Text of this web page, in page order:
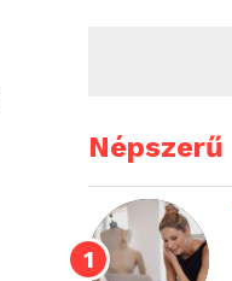
Népszerű